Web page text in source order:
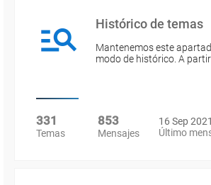
Histórico de temas
Mantenemos este
modo de histórico. A partir
331
Temas
853
Mensajes
16 Sep
Último